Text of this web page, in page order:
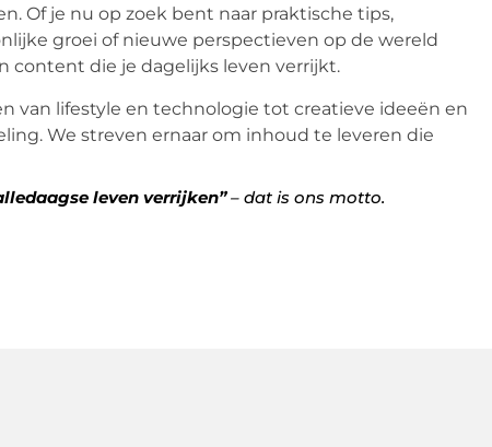
Of je nu op zoek bent naar praktische tips,
groei of nieuwe perspectieven op de wereld
content die je dagelijks leven verrijkt.
van lifestyle en technologie tot creatieve ideeën en
We streven ernaar om inhoud te leveren die
leven verrijken”– dat is ons motto.